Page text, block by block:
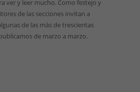
ver y leer mucho. Como festejo y
de las secciones invitan a
de las más de trescientas
de marzo a marzo.